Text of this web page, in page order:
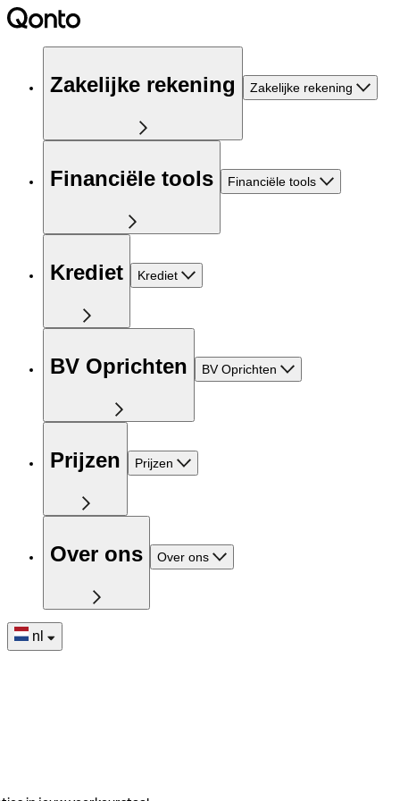
Zakelijke rekening Zakelijke rekening
Financiële tools Financiële tools
Krediet Krediet
BV Oprichten BV Oprichten
Prijzen Prijzen
Over ons Over ons
nl